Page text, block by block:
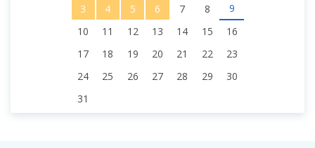
3
4 5 6 7 8
9
10
11 12 13 14 15
16
17
18 19 20 21 22
23
24
25 26 27 28 29
30
31